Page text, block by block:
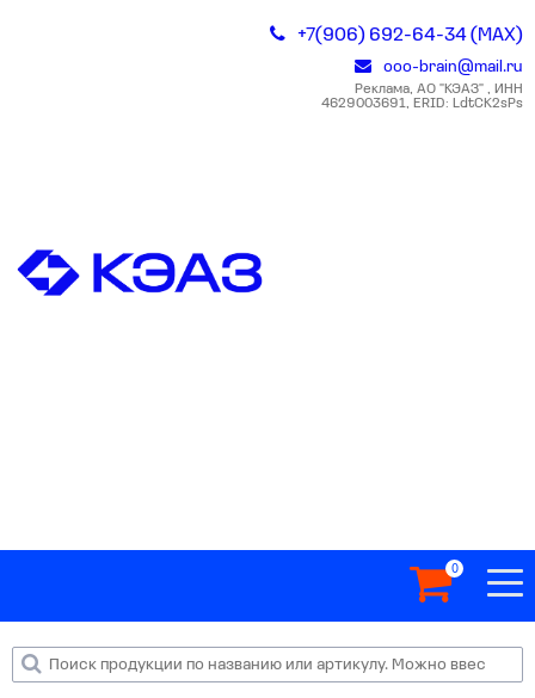
+7(906) 692-64-34 (MAX)
ooo-brain@mail.ru
Реклама, АО "КЭАЗ" , ИНН
4629003691, ERID: LdtCK2sPs
0